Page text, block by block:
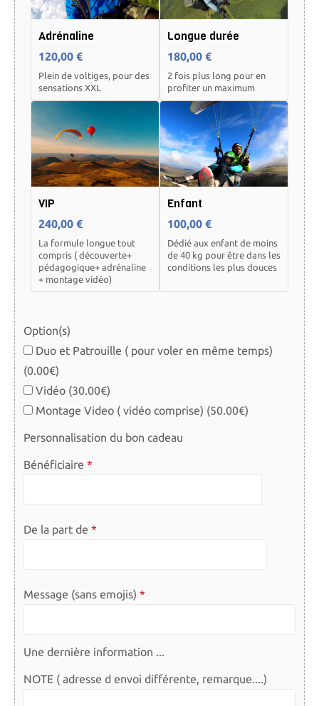
Adrénaline
120,00 €
Plein de voltiges, pour des
sensations XXL
Longue durée
180,00 €
2 fois plus long pour en
profiter un maximum
VIP
240,00 €
La formule longue tout
compris ( découverte+
pédagogique+ adrénaline
+ montage vidéo)
Enfant
100,00 €
Dédié aux enfant de moins
de 40 kg pour être dans les
conditions les plus douces
Option(s)
Duo et Patrouille ( pour voler en même temps)
(0.00€)
Vidéo (30.00€)
Montage Video ( vidéo comprise) (50.00€)
Personnalisation du bon cadeau
Bénéficiaire
De la part de
Message (sans emojis)
Une dernière information ...
NOTE ( adresse d envoi différente, remarque....)